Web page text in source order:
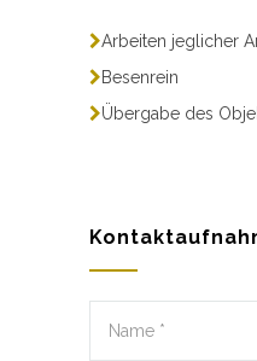
Arbeiten jeglicher
Besenrein
Übergabe des